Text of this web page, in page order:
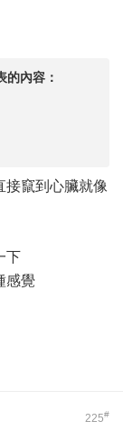
的內容：
接竄到心臟就像
下
感覺
225#